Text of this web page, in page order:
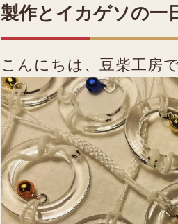
製作とイカゲソの一
こんにちは、豆柴工房